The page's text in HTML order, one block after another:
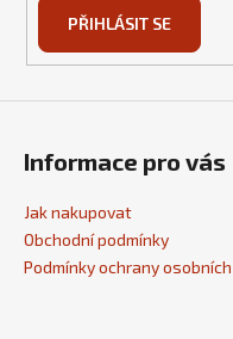
PŘIHLÁSIT SE
Informace pro vás
Jak nakupovat
Obchodní podmínky
Podmínky ochrany